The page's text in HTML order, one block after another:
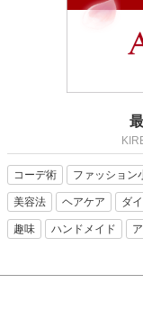
コーデ術 ファッション
美容法 ヘアケア ダ
趣味 ハンドメイド